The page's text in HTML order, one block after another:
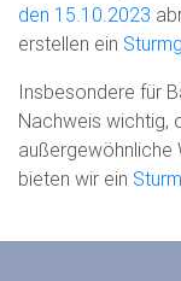
den 15.10.2023
erstellen ein
Insbesondere für
Nachweis wichtig,
außergewöhnliche
bieten wir ein